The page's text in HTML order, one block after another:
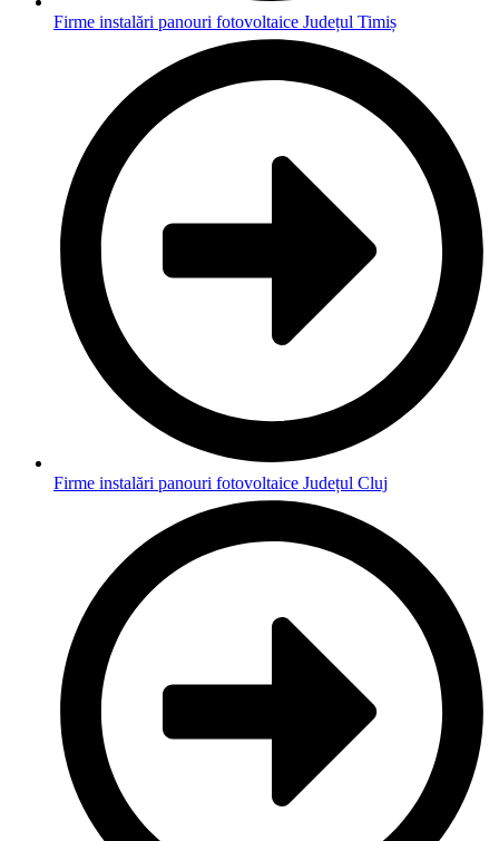
Firme instalări panouri fotovoltaice Județul Timiș
Firme instalări panouri fotovoltaice Județul Cluj